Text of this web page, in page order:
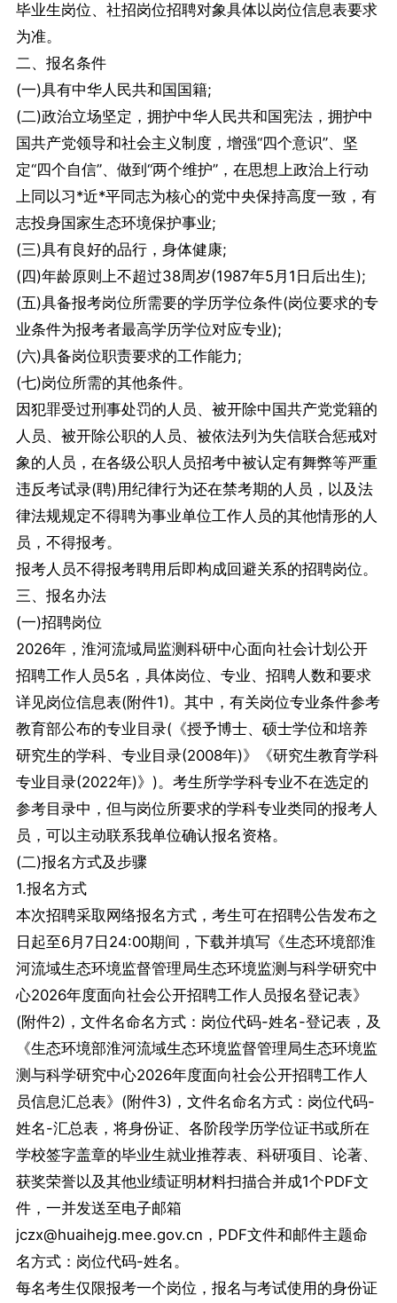
毕业生岗位、社招岗位招聘对象具体以岗位信息表要求
为准。
二、报名条件
(一)具有中华人民共和国国籍;
(二)政治立场坚定，拥护中华人民共和国宪法，拥护中
国共产党领导和社会主义制度，增强“四个意识”、坚
定“四个自信”、做到“两个维护”，在思想上政治上行动
上同以习*近*平同志为核心的党中央保持高度一致，有
志投身国家生态环境保护事业;
(三)具有良好的品行，身体健康;
(四)年龄原则上不超过38周岁(1987年5月1日后出生);
(五)具备报考岗位所需要的学历学位条件(岗位要求的专
业条件为报考者最高学历学位对应专业);
(六)具备岗位职责要求的工作能力;
(七)岗位所需的其他条件。
因犯罪受过刑事处罚的人员、被开除中国共产党党籍的
人员、被开除公职的人员、被依法列为失信联合惩戒对
象的人员，在各级公职人员招考中被认定有舞弊等严重
违反考试录(聘)用纪律行为还在禁考期的人员，以及法
律法规规定不得聘为事业单位工作人员的其他情形的人
员，不得报考。
报考人员不得报考聘用后即构成回避关系的招聘岗位。
三、报名办法
(一)招聘岗位
2026年，淮河流域局监测科研中心面向社会计划公开
招聘工作人员5名，具体岗位、专业、招聘人数和要求
详见岗位信息表(附件1)。其中，有关岗位专业条件参考
教育部公布的专业目录(《授予博士、硕士学位和培养
研究生的学科、专业目录(2008年)》《研究生教育学科
专业目录(2022年)》)。考生所学学科专业不在选定的
参考目录中，但与岗位所要求的学科专业类同的报考人
员，可以主动联系我单位确认报名资格。
(二)报名方式及步骤
1.报名方式
本次招聘采取网络报名方式，考生可在招聘公告发布之
日起至6月7日24:00期间，下载并填写《生态环境部淮
河流域生态环境监督管理局生态环境监测与科学研究中
心2026年度面向社会公开招聘工作人员报名登记表》
(附件2)，文件名命名方式：岗位代码-姓名-登记表，及
《生态环境部淮河流域生态环境监督管理局生态环境监
测与科学研究中心2026年度面向社会公开招聘工作人
员信息汇总表》(附件3)，文件名命名方式：岗位代码-
姓名-汇总表，将身份证、各阶段学历学位证书或所在
学校签字盖章的毕业生就业推荐表、科研项目、论著、
获奖荣誉以及其他业绩证明材料扫描合并成1个PDF文
件，一并发送至电子邮箱
jczx@huaihejg.mee.gov.cn，PDF文件和邮件主题命
名方式：岗位代码-姓名。
每名考生仅限报考一个岗位，报名与考试使用的身份证